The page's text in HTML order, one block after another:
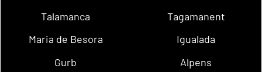
Talamanca
Tagamanent
Maria de Besora
Igualada
Gurb
Alpens